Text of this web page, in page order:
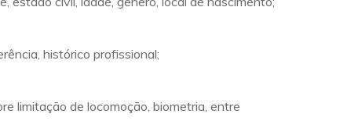
histórico profissional;
limitação de locomoção, biometria, entre